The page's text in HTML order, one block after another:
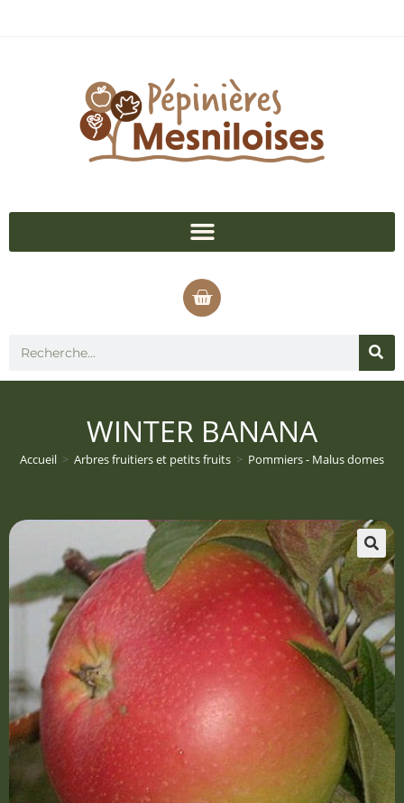
WINTER BANANA
Accueil > Arbres fruitiers et petits fruits > Pommiers - Malus